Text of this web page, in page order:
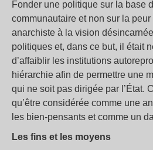
Fonder une politique sur la base
communautaire et non sur la
anarchiste à la vision
politiques et, dans ce but, il était
d’affaiblir les institutions
hiérarchie afin de permettre une
qui ne soit pas dirigée par l’État.
qu’être considérée comme une
les bien-pensants et comme un
Les fins et les moyens